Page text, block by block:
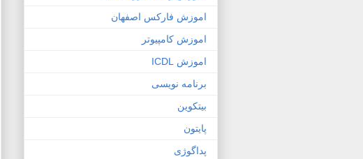
اموزش فارکس اصفهان
اموزش کامپیوتر
اموزش ICDL
برنامه نویسی
بیتکوین
پایتون
پداگوژی